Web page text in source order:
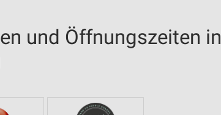
und Öffnungszeiten in